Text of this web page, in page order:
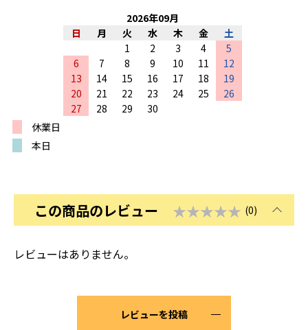
2026年09月
日
月 火 水 木 金
土
1
2 3 4
5
6
7 8 9 10 11
12
13
14 15 16 17 18
19
20
21 22 23 24 25
26
27
28 29
30
休業日
本日
この商品のレビュー ★★★★★ (0)
レビューはありません。
レビューを投稿